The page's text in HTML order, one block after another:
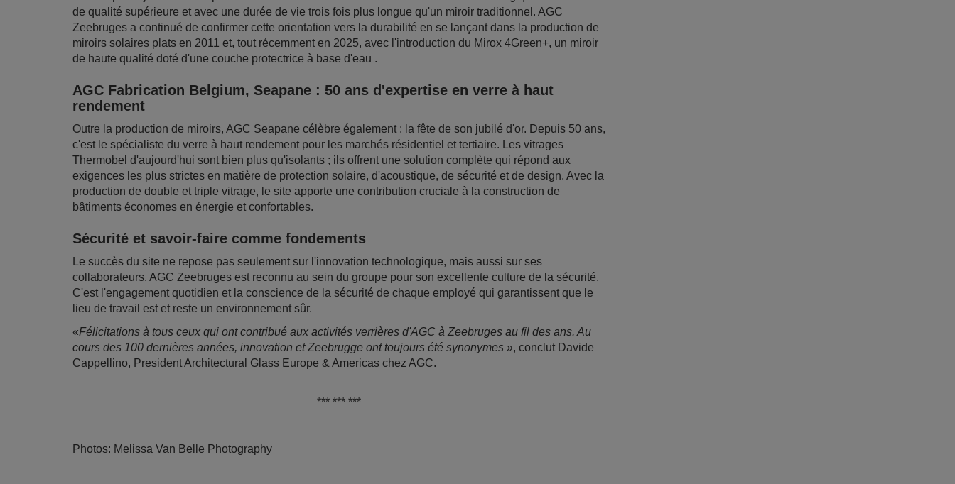
de qualité supérieure et avec une durée de vie trois fois plus longue qu'un miroir traditionnel. AGC
Zeebruges a continué de confirmer cette orientation vers la durabilité en se lançant dans la production de
miroirs solaires plats en 2011 et, tout récemment en 2025, avec l'introduction du Mirox 4Green+, un miroir
de haute qualité doté d'une couche protectrice à base d'eau .
AGC Fabrication Belgium, Seapane : 50 ans d'expertise en verre à haut
rendement
Outre la production de miroirs, AGC Seapane célèbre également : la fête de son jubilé d'or. Depuis 50 ans,
c'est le spécialiste du verre à haut rendement pour les marchés résidentiel et tertiaire. Les vitrages
Thermobel d'aujourd'hui sont bien plus qu'isolants ; ils offrent une solution complète qui répond aux
exigences les plus strictes en matière de protection solaire, d'acoustique, de sécurité et de design. Avec la
production de double et triple vitrage, le site apporte une contribution cruciale à la construction de
bâtiments économes en énergie et confortables.
Sécurité et savoir-faire comme fondements
Le succès du site ne repose pas seulement sur l'innovation technologique, mais aussi sur ses
collaborateurs. AGC Zeebruges est reconnu au sein du groupe pour son excellente culture de la sécurité.
C'est l'engagement quotidien et la conscience de la sécurité de chaque employé qui garantissent que le
lieu de travail est et reste un environnement sûr.
«Félicitations à tous ceux qui ont contribué aux activités verrières d'AGC à Zeebruges au fil des ans. Au
cours des 100 dernières années, innovation et Zeebrugge ont toujours été synonymes », conclut Davide
Cappellino, President Architectural Glass Europe & Americas chez AGC.
*** *** ***
Photos: Melissa Van Belle Photography